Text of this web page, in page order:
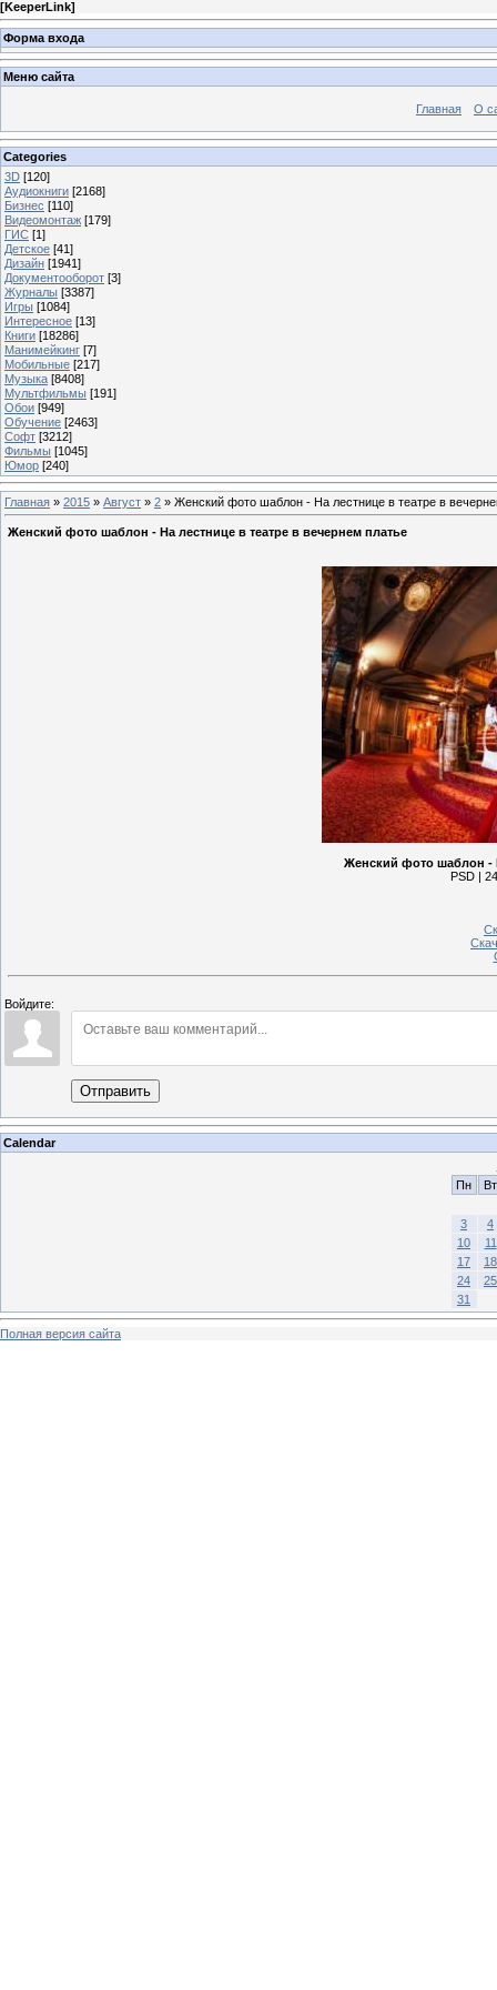
[KeeperLink]
Форма входа
Меню сайта
Главная О
Categories
3D [120]
Аудиокниги [2168]
Бизнес [110]
Видеомонтаж [179]
ГИС [1]
Детское [41]
Дизайн [1941]
Документооборот [3]
Журналы [3387]
Игры [1084]
Интересное [13]
Книги [18286]
Манимейкинг [7]
Мобильные [217]
Музыка [8408]
Мультфильмы [191]
Обои [949]
Обучение [2463]
Софт [3212]
Фильмы [1045]
Юмор [240]
Главная » 2015 » Август » 2 » Женский фото шаблон - На лестнице в театре в
Женский фото шаблон - На лестнице в театре в вечернем платье
Женский фото шаблон -
PSD |
Войдите:
Отправить
Calendar
Пн
Вт
3
4
10
11
17
18
24
25
31
Полная версия сайта